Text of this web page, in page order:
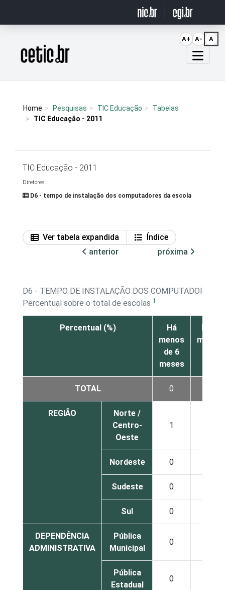
Página inicial
Home Pesquisas TIC Educação
Tabelas
TIC Educação - 2011
TIC Educação - 2011
Diretores
D6 - tempo de instalação dos computadores da escola
Ver tabela expandida
Índice
anterior
próxima
D6 - TEMPO DE INSTALAÇÃO DOS COMPUTADORES
Percentual sobre o total de escolas 1
Percentual (%)
Há
menos
de 6
meses
De 6
meses
TOTAL 0
REGIÃO
Norte /
Centro-
Oeste
1
Nordeste 0
Sudeste 0
Sul 0
DEPENDÊNCIA
ADMINISTRATIVA
Pública
Municipal
0
Pública
Estadual
0
A+ A- A